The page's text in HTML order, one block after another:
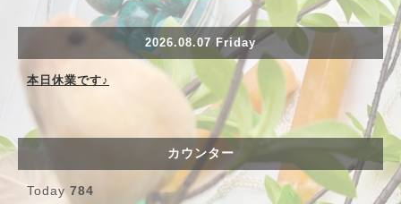
2026.08.07 Friday
本日休業です♪
カウンター
Today 784